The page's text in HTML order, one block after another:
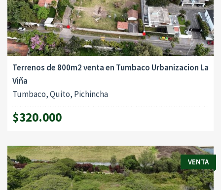
Terrenos de 800m2 venta en Tumbaco Urbanizacion La
Viña
Tumbaco, Quito, Pichincha
$320.000
VENTA